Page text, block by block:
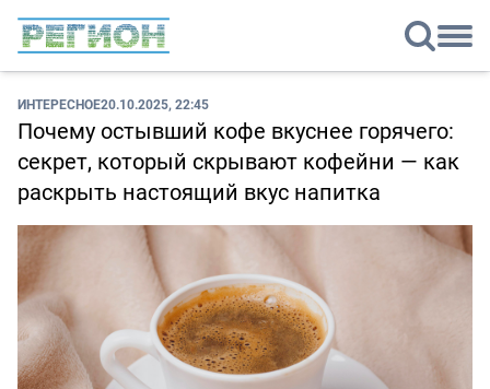
ИНТЕРЕСНОЕ20.10.2025, 22:45
Почему остывший кофе вкуснее горячего:
секрет, который скрывают кофейни — как
раскрыть настоящий вкус напитка